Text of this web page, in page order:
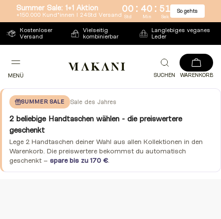
Direkt
zum
Inhalt
Summer Sale: 1+1 Aktion
+150.000 Kund*innen l 24Std Versand
00 : 40 : 50
Std Min Sek
So gehts
Kostenloser
Versand
Vielseitig
kombinierbar
Langlebiges veganes
Leder
MENÜ SUCHEN WARENKORB
SUMMER SALE Sale des Jahres
2 beliebige Handtaschen wählen - die preiswertere
geschenkt
Lege 2 Handtaschen deiner Wahl aus allen Kollektionen in den
Warenkorb. Die preiswertere bekommst du automatisch
geschenkt – spare bis zu 170 €